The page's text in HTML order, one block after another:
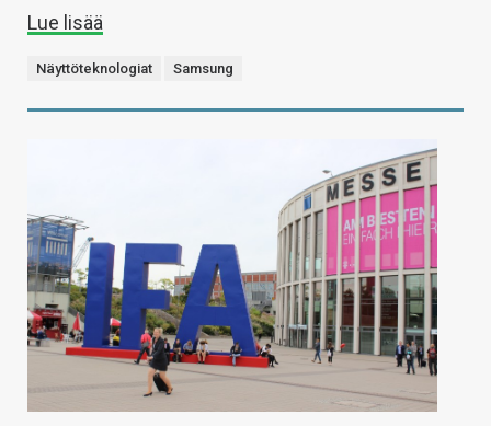
Lue lisää
Näyttöteknologiat Samsung